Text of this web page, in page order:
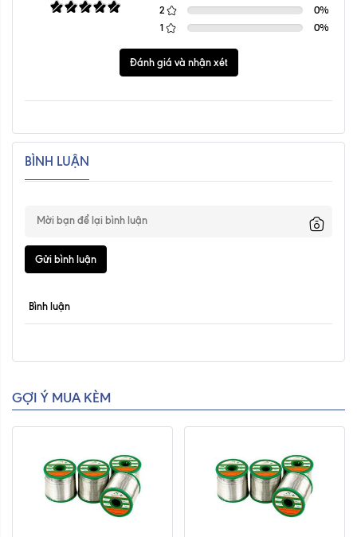
2 0%
1
0%
Đánh giá và nhận xét
BÌNH LUẬN
Gửi bình luận
Bình luận
GỢI Ý MUA KÈM